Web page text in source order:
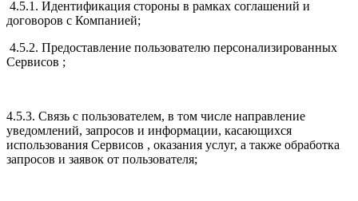
4.5.1. Идентификация стороны в рамках соглашений и
договоров с Компанией;
4.5.2. Предоставление пользователю персонализированных
Сервисов ;
4.5.3. Связь с пользователем, в том числе направление
уведомлений, запросов и информации, касающихся
использования Сервисов , оказания услуг, а также обработка
запросов и заявок от пользователя;